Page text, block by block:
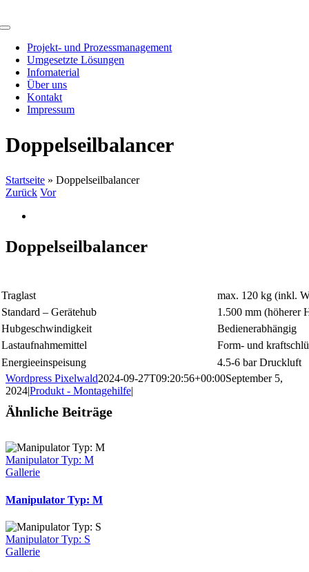
Inhalt
Toggle
NavigationProjekt- und Prozessmanagement
Umgesetzte Lösungen
Infomaterial
Über uns
Kontakt
Impressum
Doppelseilbalancer
Startseite » Doppelseilbalancer
Zurück Vor
Doppelseilbalancer
Traglast
max. 120 kg (inkl.
Standard – Gerätehub
1.500 mm (höherer
Hubgeschwindigkeit
Bedienerabhängig
Lastaufnahmemittel
Form- und
Energieeinspeisung
4.5-6 bar Druckluft
Wordpress Pixelwald2024-09-27T09:20:56+00:00September 5,
2024|Produkt - Montagehilfe|
Ähnliche Beiträge
Manipulator Typ: M
Gallerie
Manipulator Typ: M
Manipulator Typ: S
Gallerie